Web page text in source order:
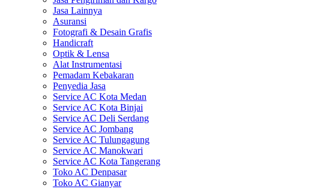
Jasa Lainnya
Asuransi
Fotografi & Desain Grafis
Handicraft
Optik & Lensa
Alat Instrumentasi
Pemadam Kebakaran
Penyedia Jasa
Service AC Kota Medan
Service AC Kota Binjai
Service AC Deli Serdang
Service AC Jombang
Service AC Tulungagung
Service AC Manokwari
Service AC Kota Tangerang
Toko AC Denpasar
Toko AC Gianyar